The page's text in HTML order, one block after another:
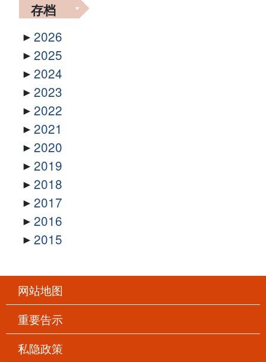
存档
2026
2025
2024
2023
2022
2021
2020
2019
2018
2017
2016
2015
网站地图
重要告示
私隐政策